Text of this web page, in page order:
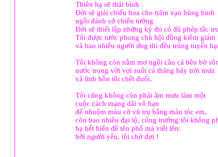
Thiên hạ sẽ thái bình .
Ðời sẽ giải chiếu hoa cho trăm vạn hùng binh
ngồi đánh cờ chiếu tướng
Ðời sẽ thiết lập những kỳ thi có đủ phép tắc
Tôi được tước phong chủ hội đồng kiêm giám
và bao nhiêu người ứng thi đều trúng tuyển
Tôi không còn nằm mơ ngồi câu cá bên bờ
nước trong vời vợi suốt cả tháng bảy trời mưa
và linh hồn tôi chết đuối.
Tôi cũng không còn phải âm mưu làm một
cuộc cách mạng dài vô hạn
để nhuộm màu cờ vũ trụ bằng màu tóc em,
còn bao nhiêu đại lộ, công trường tôi không
hạ hết biển đề tên phố mà viết lên:
hỡi người yêu, tôi chờ đợi !